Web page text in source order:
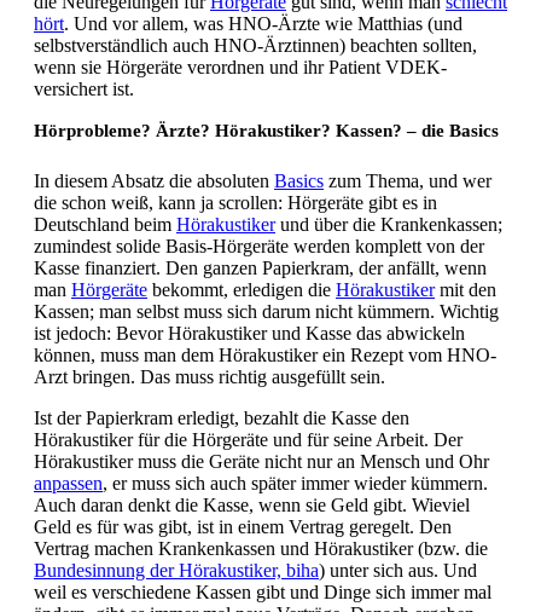
hört. Und vor allem, was HNO-Ärzte wie Matthias (und
selbstverständlich auch HNO-Ärztinnen) beachten sollten,
wenn sie Hörgeräte verordnen und ihr Patient VDEK-
versichert ist.
Hörprobleme? Ärzte? Hörakustiker? Kassen? – die Basics
In diesem Absatz die absoluten Basics zum Thema, und wer
die schon weiß, kann ja scrollen: Hörgeräte gibt es in
Deutschland beim Hörakustikerund über die Krankenkassen;
zumindest solide Basis-Hörgeräte werden komplett von der
Kasse finanziert. Den ganzen Papierkram, der anfällt, wenn
man Hörgeräte bekommt, erledigen die Hörakustikermit den
Kassen; man selbst muss sich darum nicht kümmern. Wichtig
ist jedoch: Bevor Hörakustiker und Kasse das abwickeln
können, muss man dem Hörakustiker ein Rezept vom HNO-
Arzt bringen. Das muss richtig ausgefüllt sein.
Ist der Papierkram erledigt, bezahlt die Kasse den
Hörakustiker für die Hörgeräte und für seine Arbeit. Der
Hörakustiker muss die Geräte nicht nur an Mensch und Ohr
anpassen, er muss sich auch später immer wieder kümmern.
Auch daran denkt die Kasse, wenn sie Geld gibt. Wieviel
Geld es für was gibt, ist in einem Vertrag geregelt. Den
Vertrag machen Krankenkassen und Hörakustiker (bzw. die
Bundesinnung der Hörakustiker, biha) unter sich aus. Und
weil es verschiedene Kassen gibt und Dinge sich immer mal